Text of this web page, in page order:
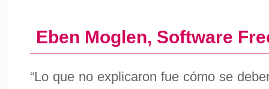
Eben Moglen, Software
“Lo que no explicaron fue cómo se